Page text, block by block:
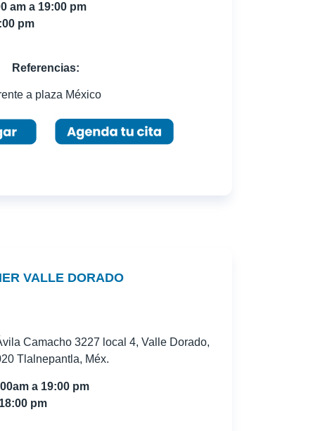
am a 19:00 pm
pm
Referencias:
a plaza México
VALLE DORADO
Camacho 3227 local 4, Valle Dorado,
Tlalnepantla, Méx.
a 19:00 pm
pm